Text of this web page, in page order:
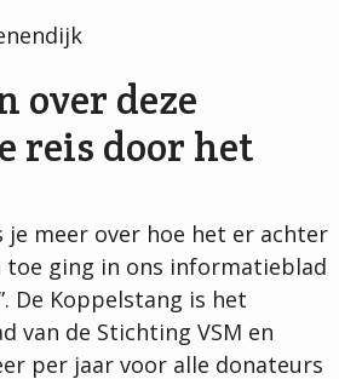
over deze
reis door het
je meer over hoe het er achter
toe ging in ons informatieblad
De Koppelstang is het
van de Stichting VSM en
per jaar voor alle donateurs